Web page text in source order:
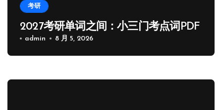
考研
2027考研单词之间：小三门考点词PDF
admin 8 月 5, 2026